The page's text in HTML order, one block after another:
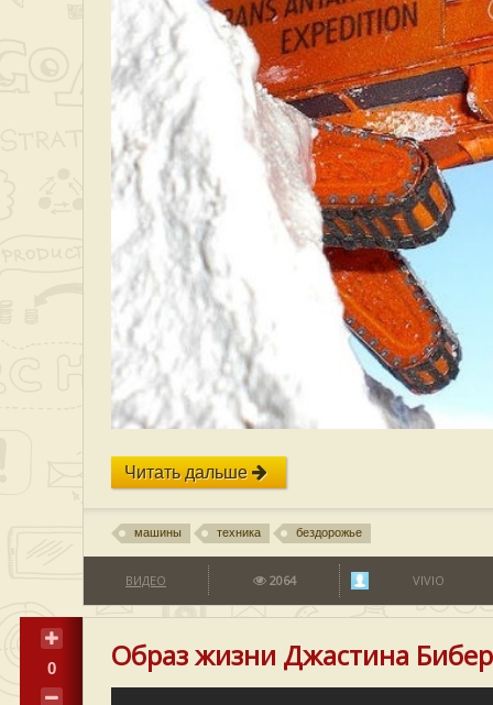
Читать дальше
машины техника бездорожье
ВИДЕО 2064 VIVIO
0 Образ жизни Джастина